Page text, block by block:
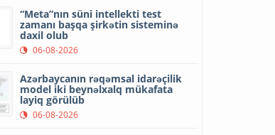
“Meta”nın süni intellekti test
zamanı başqa şirkətin sisteminə
daxil olub
06-08-2026
Azərbaycanın rəqəmsal idarəçilik
model iki beynəlxalq mükafata
layiq görülüb
06-08-2026